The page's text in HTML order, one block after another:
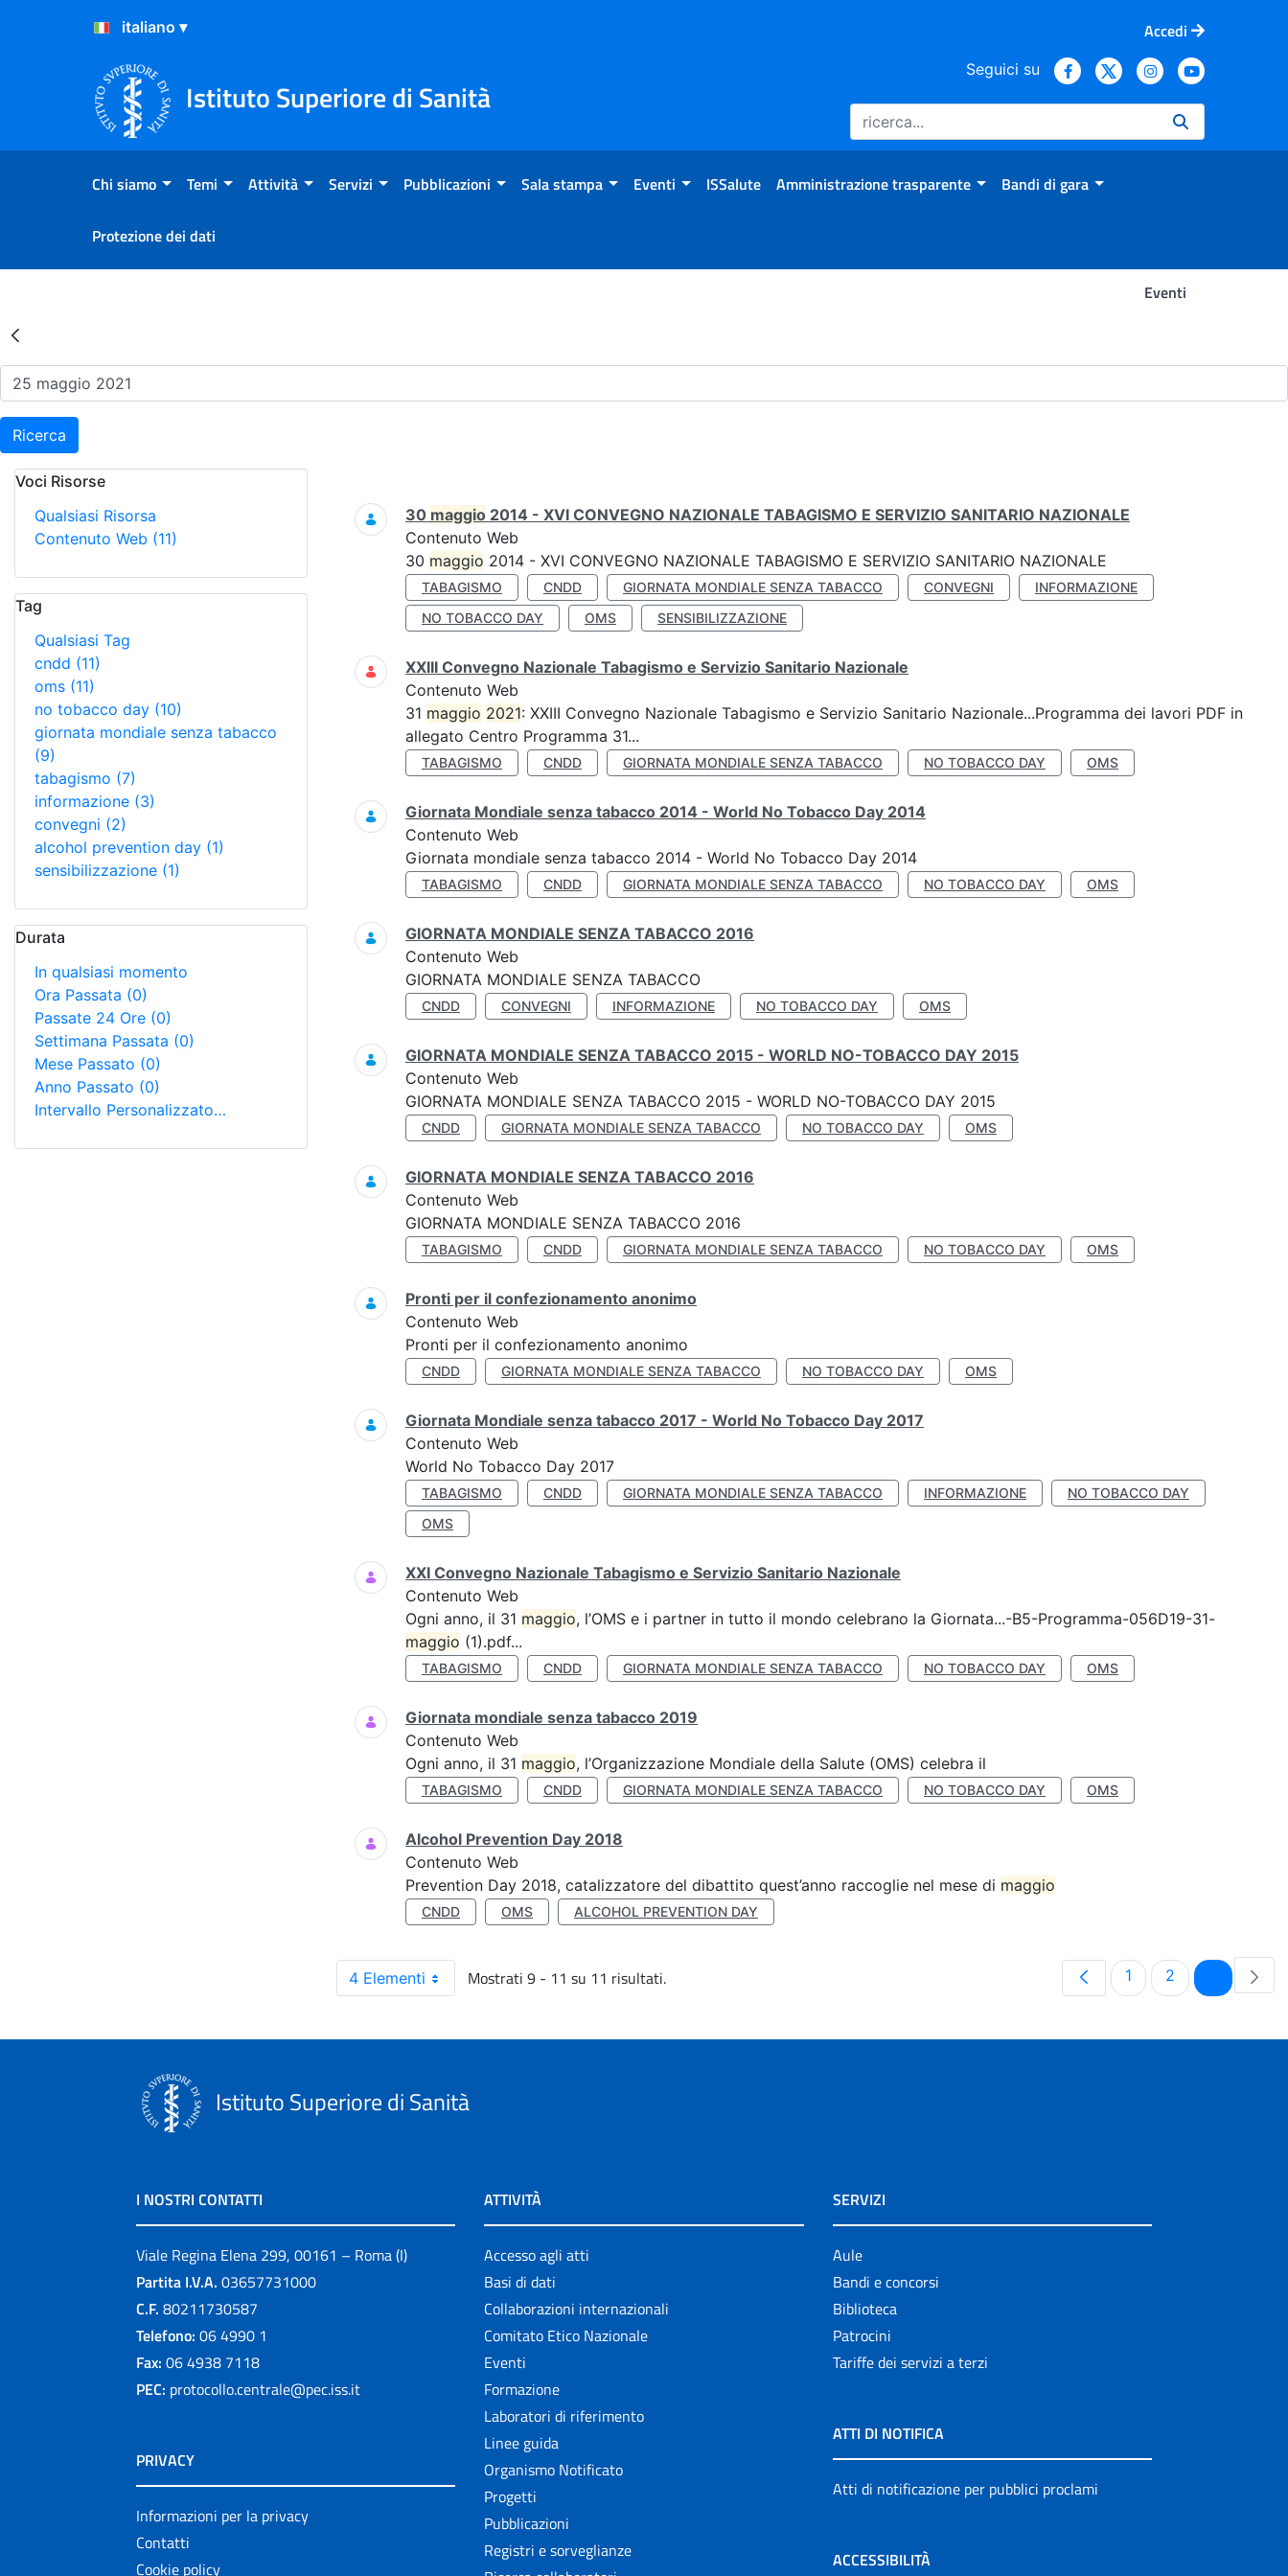
Salta al Contenuto
Salta al Footer
Accedi
Istituto Superiore di Sanità
Seguici su
Chi siamo Temi Attività Servizi Pubblicazioni Sala stampa Eventi ISSalute Amministrazione trasparente Bandi di gara
Protezione dei dati
Eventi
Risultati della Ricerca - Eventi
Ricerca
Voci Risorse
Qualsiasi Risorsa
Contenuto Web (11)
Tag
Qualsiasi Tag
cndd (11)
oms (11)
no tobacco day (10)
giornata mondiale senza tabacco
(9)
tabagismo (7)
informazione (3)
convegni (2)
alcohol prevention day (1)
sensibilizzazione (1)
Durata
In qualsiasi momento
Ora Passata (0)
Passate 24 Ore (0)
Settimana Passata (0)
Mese Passato (0)
Anno Passato (0)
Intervallo Personalizzato…
Ricerca
30 maggio 2014 - XVI CONVEGNO NAZIONALE TABAGISMO E SERVIZIO SANITARIO NAZIONALE
Contenuto Web
30 maggio 2014 - XVI CONVEGNO NAZIONALE TABAGISMO E SERVIZIO SANITARIO NAZIONALE
TABAGISMO CNDD GIORNATA MONDIALE SENZA TABACCO CONVEGNI
INFORMAZIONE
NO TOBACCO DAY
OMS SENSIBILIZZAZIONE
XXIII Convegno Nazionale Tabagismo e Servizio Sanitario Nazionale
Contenuto Web
31 maggio 2021: XXIII Convegno Nazionale Tabagismo e Servizio Sanitario Nazionale...Programma dei lavori PDF in
allegato Centro Programma 31...
TABAGISMO CNDD GIORNATA MONDIALE SENZA TABACCO NO TOBACCO DAY OMS
Giornata Mondiale senza tabacco 2014 - World No Tobacco Day 2014
Contenuto Web
Giornata mondiale senza tabacco 2014 - World No Tobacco Day 2014
TABAGISMO CNDD GIORNATA MONDIALE SENZA TABACCO NO TOBACCO DAY OMS
GIORNATA MONDIALE SENZA TABACCO 2016
Contenuto Web
GIORNATA MONDIALE SENZA TABACCO
CNDD CONVEGNI INFORMAZIONE NO TOBACCO DAY OMS
GIORNATA MONDIALE SENZA TABACCO 2015 - WORLD NO-TOBACCO DAY 2015
Contenuto Web
GIORNATA MONDIALE SENZA TABACCO 2015 - WORLD NO-TOBACCO DAY 2015
CNDD GIORNATA MONDIALE SENZA TABACCO NO TOBACCO DAY OMS
GIORNATA MONDIALE SENZA TABACCO 2016
Contenuto Web
GIORNATA MONDIALE SENZA TABACCO 2016
TABAGISMO CNDD GIORNATA MONDIALE SENZA TABACCO NO TOBACCO DAY OMS
Pronti per il confezionamento anonimo
Contenuto Web
Pronti per il confezionamento anonimo
CNDD GIORNATA MONDIALE SENZA TABACCO NO TOBACCO DAY OMS
Giornata Mondiale senza tabacco 2017 - World No Tobacco Day 2017
Contenuto Web
World No Tobacco Day 2017
TABAGISMO CNDD GIORNATA MONDIALE SENZA TABACCO INFORMAZIONE
NO TOBACCO DAY
OMS
XXI Convegno Nazionale Tabagismo e Servizio Sanitario Nazionale
Contenuto Web
Ogni anno, il 31 maggio, l’OMS e i partner in tutto il mondo celebrano la Giornata...-B5-Programma-056D19-31-
maggio (1).pdf...
TABAGISMO CNDD GIORNATA MONDIALE SENZA TABACCO NO TOBACCO DAY OMS
Giornata mondiale senza tabacco 2019
Contenuto Web
Ogni anno, il 31 maggio, l’Organizzazione Mondiale della Salute (OMS) celebra il
TABAGISMO CNDD GIORNATA MONDIALE SENZA TABACCO NO TOBACCO DAY OMS
Alcohol Prevention Day 2018
Contenuto Web
Prevention Day 2018, catalizzatore del dibattito quest’anno raccoglie nel mese di maggio
CNDD OMS ALCOHOL PREVENTION DAY
4 Elementi Mostrati 9 - 11 su 11 risultati. Pagina
1 Pagina
2 Pagina
Istituto Superiore di Sanità
I NOSTRI CONTATTI
Viale Regina Elena 299, 00161 – Roma (I)
Partita I.V.A. 03657731000
C.F. 80211730587
Telefono: 06 4990 1
Fax: 06 4938 7118
PEC: protocollo.centrale@pec.iss.it
PRIVACY
Informazioni per la privacy
Contatti
Cookie policy
ATTIVITÀ
Accesso agli atti
Basi di dati
Collaborazioni internazionali
Comitato Etico Nazionale
Eventi
Formazione
Laboratori di riferimento
Linee guida
Organismo Notificato
Progetti
Pubblicazioni
Registri e sorveglianze
SERVIZI
Aule
Bandi e concorsi
Biblioteca
Patrocini
Tariffe dei servizi a terzi
ATTI DI NOTIFICA
Atti di notificazione per pubblici proclami
ACCESSIBILITÀ